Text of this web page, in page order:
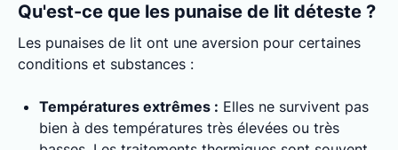
Qu'est-ce que les punaise de lit déteste ?
Les punaises de lit ont une aversion pour certaines
conditions et substances :
Températures extrêmes : Elles ne survivent pas
bien à des températures très élevées ou très